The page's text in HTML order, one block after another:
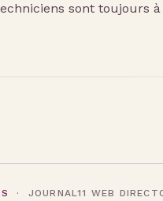
sont toujours
· JOURNAL11 WEB